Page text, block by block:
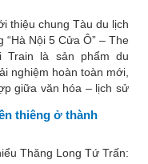
thiệu chung Tàu du lịch
“Hà Nội 5 Cửa Ô” – The
Train là sản phẩm du
nghiệm hoàn toàn mới,
giữa văn hóa – lịch sử
trình khám phá Thủ
thiêng ở thành
Thăng Long Tứ Trấn: